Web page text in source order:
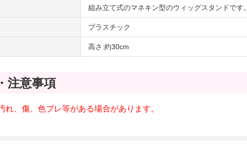
組み立て式のマネキン型のウィッグスタンドです。
プラスチック
高さ:約30cm
注意事項
れ、傷、色ブレ等がある場合があります。